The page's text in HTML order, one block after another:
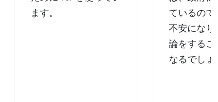
ます。
ているの
不安にな
論をする
なるでしょ